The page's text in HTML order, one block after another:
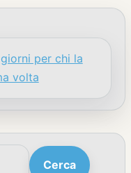
per chi la
volta
Cerca